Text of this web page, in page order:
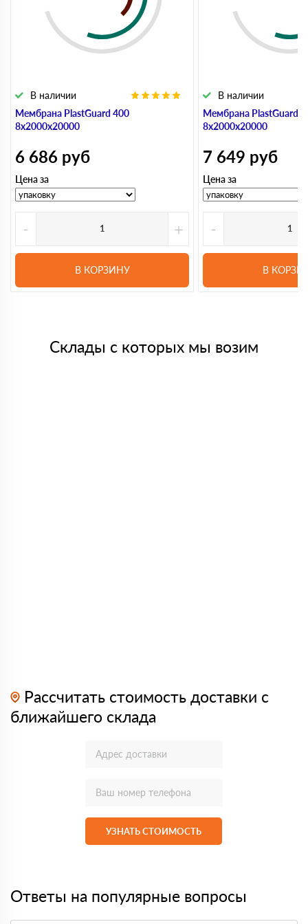
Мембрана PlastGuard 400
8х2000х20000
В наличии
6 686 руб
Цена за
- +
В КОРЗИНУ
Мембрана PlastGuard
8х2000х20000
В наличии
7 649 руб
Цена за
-
В
Склады с которых мы возим
Рассчитать стоимость доставки с
ближайшего склада
УЗНАТЬ СТОИМОСТЬ
Ответы на популярные вопросы